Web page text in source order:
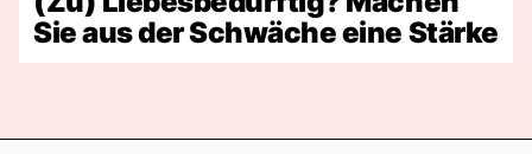
Sie aus der Schwäche eine Stärke